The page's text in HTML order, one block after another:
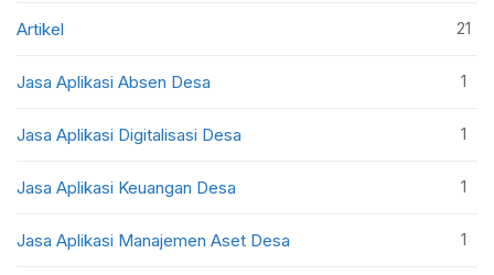
Artikel 21
Jasa Aplikasi Absen Desa 1
Jasa Aplikasi Digitalisasi Desa 1
Jasa Aplikasi Keuangan Desa 1
Jasa Aplikasi Manajemen Aset Desa 1